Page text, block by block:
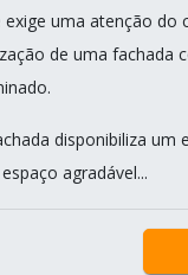
exige uma atenção do
de uma fachada
disponibiliza um
agradável...